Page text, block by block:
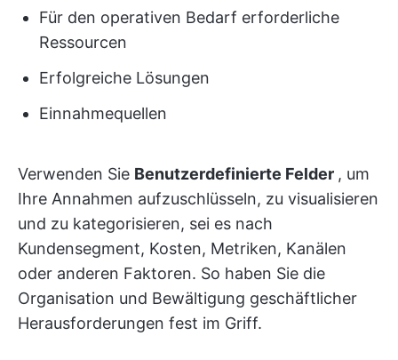
Für den operativen Bedarf erforderliche
Ressourcen
Erfolgreiche Lösungen
Einnahmequellen
Verwenden Sie Benutzerdefinierte Felder , um
Ihre Annahmen aufzuschlüsseln, zu visualisieren
und zu kategorisieren, sei es nach
Kundensegment, Kosten, Metriken, Kanälen
oder anderen Faktoren. So haben Sie die
Organisation und Bewältigung geschäftlicher
Herausforderungen fest im Griff.